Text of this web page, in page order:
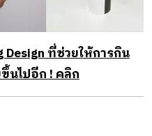
Design ที่ช่วยให้การกิน
นไปอีก ! คลิก